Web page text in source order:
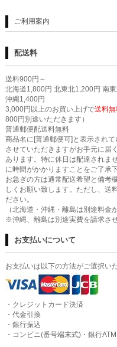
ご利用案内
配送料
送料900円～
北海道1,800円 北東北1,200円 南
沖縄1,400円
3,000円以上のお買い上げで送料
800円別途いただきます）
普通郵便配送料無料
商品名に[普通郵便可]と表示され
させていただきますがお手元に届
あります。特に休日は配達されま
に時間がかかりますことをご了承
お急ぎの方は通常配送希望と備考
しくお願い致します。ただし、送
ださい。
（北海道・沖縄・離島は別途料金
※沖縄、離島は別途実費を請求さ
お支払いについて
お支払いは以下の方法がご選択い
・クレジットカード決済
・代金引換
・銀行振込
・コンビニ(番号端末式)・銀行